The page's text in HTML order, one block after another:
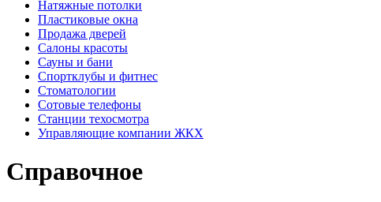
Натяжные потолки
Пластиковые окна
Продажа дверей
Салоны красоты
Сауны и бани
Спортклубы и фитнес
Стоматологии
Сотовые телефоны
Станции техосмотра
Управляющие компании ЖКХ
Справочное